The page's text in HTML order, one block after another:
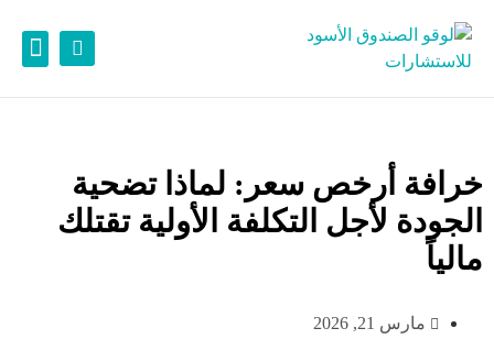
خرافة أرخص سعر: لماذا تضحية
الجودة لأجل التكلفة الأولية تقتلك
مالياً
مارس 21, 2026